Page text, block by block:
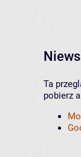
Ta
pobierz